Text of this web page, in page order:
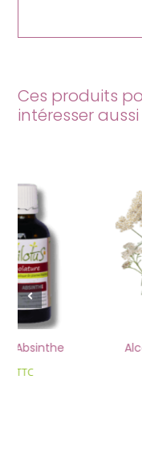
Ces produits
intéresser aussi
Absinthe
TTC